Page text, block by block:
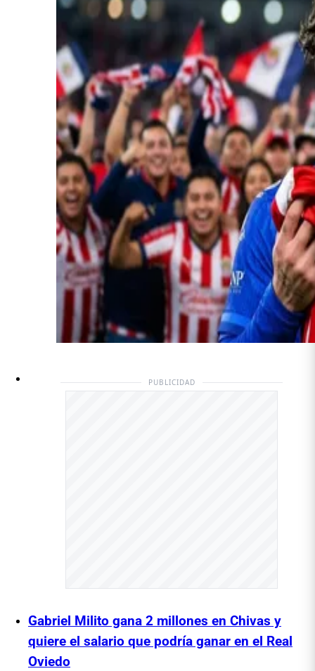
PUBLICIDAD
Gabriel Milito gana 2 millones en Chivas y
quiere el salario que podría ganar en el Real
Oviedo